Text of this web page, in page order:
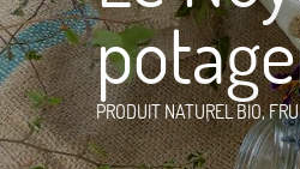
PRODUIT NATUREL BIO,